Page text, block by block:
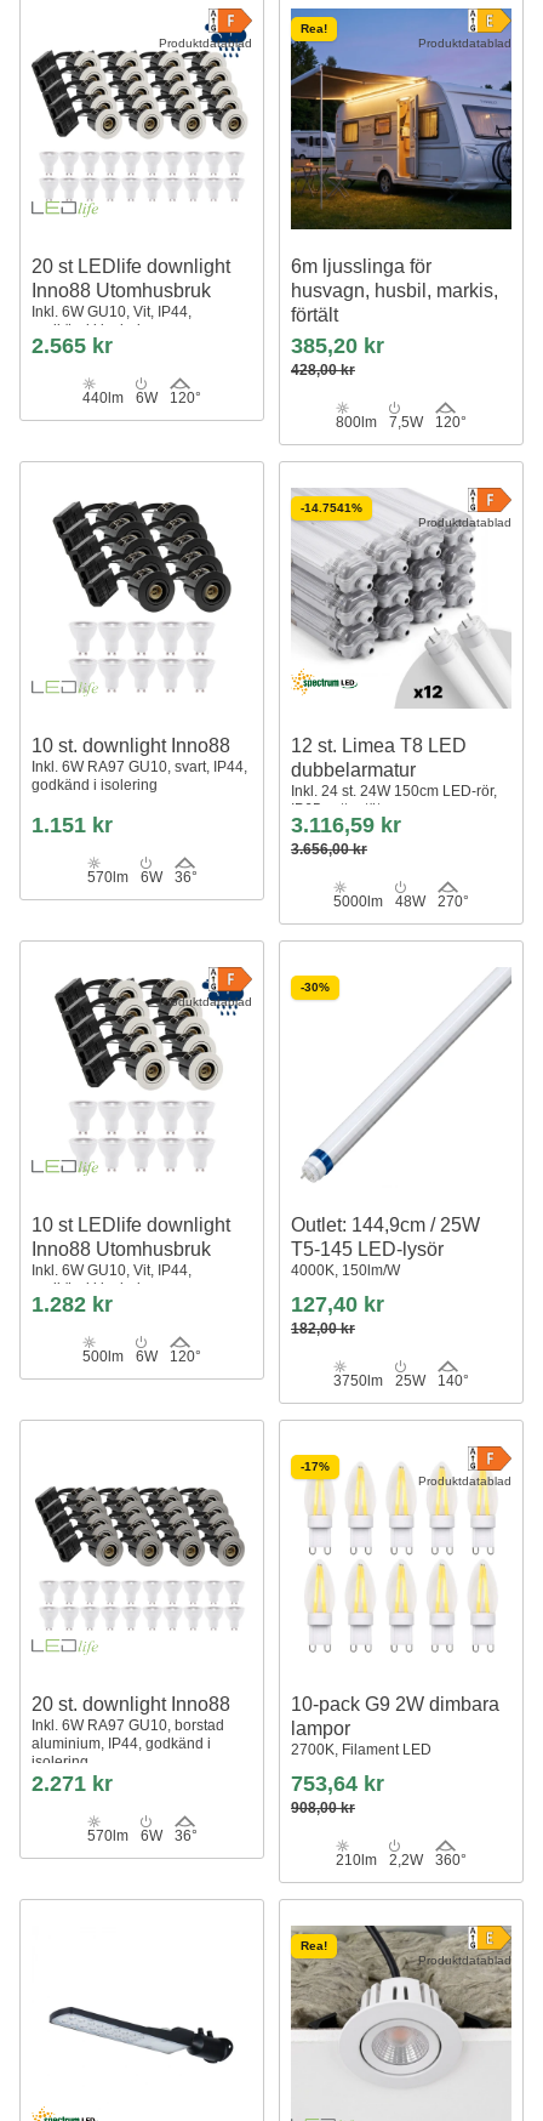
Produktdatablad
20 st LEDlife downlight
Inno88 Utomhusbruk
Inkl. 6W GU10, Vit, IP44,
godkänd i isolering
2.565 kr
440lm 6W 120°
Produktdatablad
Rea!
6m ljusslinga för
husvagn, husbil, markis,
förtält
12V strip, IP68 vattentät, 7,5W/m
385,20 kr
428,00 kr
800lm 7,5W 120°
10 st. downlight Inno88
Inkl. 6W RA97 GU10, svart, IP44,
godkänd i isolering
1.151 kr
570lm 6W 36°
Produktdatablad
-14.7541%
12 st. Limea T8 LED
dubbelarmatur
Inkl. 24 st. 24W 150cm LED-rör,
IP65 vattentät
3.116,59 kr
3.656,00 kr
5000lm 48W 270°
Produktdatablad
10 st LEDlife downlight
Inno88 Utomhusbruk
Inkl. 6W GU10, Vit, IP44,
godkänd i isolering
1.282 kr
500lm 6W 120°
-30%
Outlet: 144,9cm / 25W
T5-145 LED-lysör
4000K, 150lm/W
127,40 kr
182,00 kr
3750lm 25W 140°
20 st. downlight Inno88
Inkl. 6W RA97 GU10, borstad
aluminium, IP44, godkänd i
isolering
2.271 kr
570lm 6W 36°
Produktdatablad
-17%
10-pack G9 2W dimbara
lampor
2700K, Filament LED
753,64 kr
908,00 kr
210lm 2,2W 360°
Produktdatablad
Rea!